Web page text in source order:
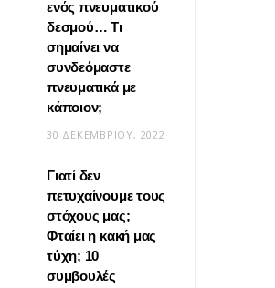
Μεταμόρφωσε το
σου σε κιμονό
20 ΜΑΪ́ΟΥ, 2026
ενός πνευματικού
δεσμού… Τι
σημαίνει να
συνδεόμαστε
πνευματικά με
κάποιον;
30 ΔΕΚΕΜΒΡΊΟΥ, 2022
Γιατί δεν
πετυχαίνουμε τους
στόχους μας;
Φταίει η κακή μας
τύχη; 10
συμβουλές